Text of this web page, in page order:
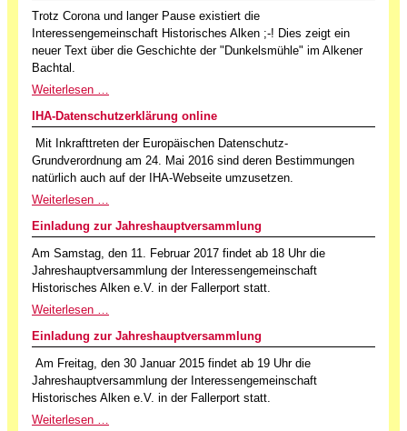
Trotz Corona und langer Pause existiert die
Interessengemeinschaft Historisches Alken ;-! Dies zeigt ein
neuer Text über die Geschichte der "Dunkelsmühle" im Alkener
Bachtal.
Weiterlesen …
IHA-Datenschutzerklärung online
Mit Inkrafttreten der Europäischen Datenschutz-
Grundverordnung am 24. Mai 2016 sind deren Bestimmungen
natürlich auch auf der IHA-Webseite umzusetzen.
Weiterlesen …
Einladung zur Jahreshauptversammlung
Am Samstag, den 11. Februar 2017 findet ab 18 Uhr die
Jahreshauptversammlung der Interessengemeinschaft
Historisches Alken e.V. in der Fallerport statt.
Weiterlesen …
Einladung zur Jahreshauptversammlung
Am Freitag, den 30 Januar 2015 findet ab 19 Uhr die
Jahreshauptversammlung der Interessengemeinschaft
Historisches Alken e.V. in der Fallerport statt.
Weiterlesen …